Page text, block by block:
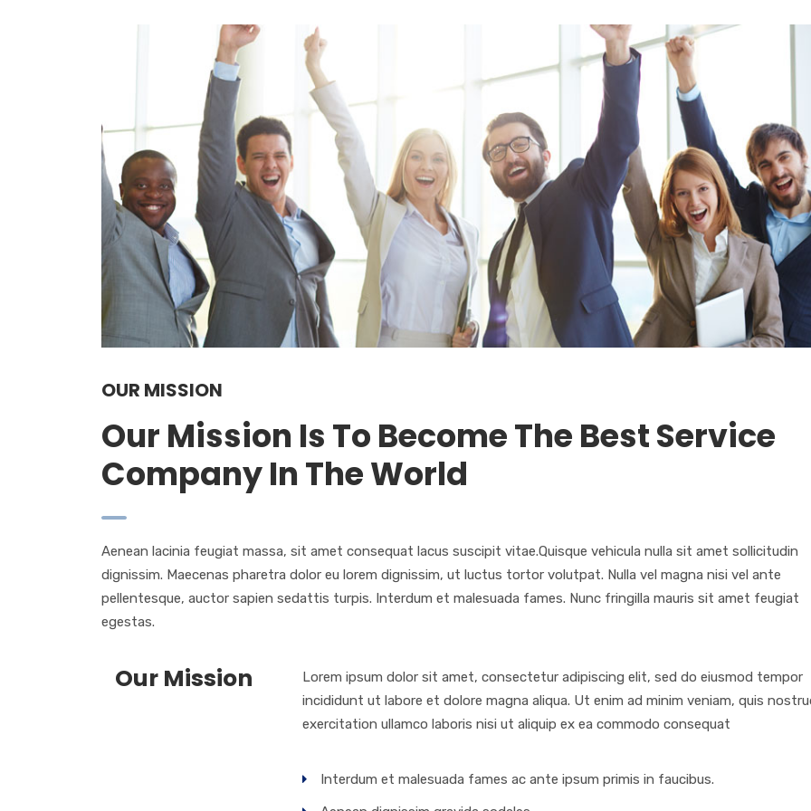
OUR MISSION
Our Mission Is To Become The Best Service
Company In The World
Aenean lacinia feugiat massa, sit amet consequat lacus suscipit vitae.Quisque vehicula nulla sit amet sollicitudin
dignissim. Maecenas pharetra dolor eu lorem dignissim, ut luctus tortor volutpat. Nulla vel magna nisi vel ante
pellentesque, auctor sapien sedattis turpis. Interdum et malesuada fames. Nunc fringilla mauris sit amet feugiat
egestas.
Our Mission
Lorem ipsum dolor sit amet, consectetur adipiscing elit, sed do eiusmod tempor
incididunt ut labore et dolore magna aliqua. Ut enim ad minim veniam, quis
exercitation ullamco laboris nisi ut aliquip ex ea commodo consequat
Interdum et malesuada fames ac ante ipsum primis in faucibus.